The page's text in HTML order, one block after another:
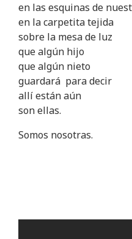
en las esquinas de
en la carpetita tejida
sobre la mesa de luz
que algún hijo
que algún nieto
guardará para decir
allí están aún
son ellas.
Somos nosotras.